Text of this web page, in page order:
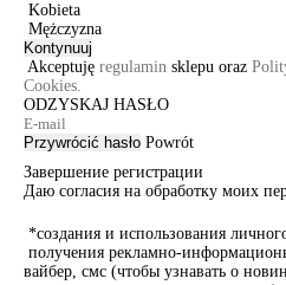
Kobieta
Mężczyzna
Kontynuuj
Akceptuję regulamin sklepu oraz
Cookies.
ODZYSKAJ HASŁO
Przywrócić hasło Powrót
Завершение регистрации
Даю согласия на обработку моих
*создания и использования
получения рекламно-
вайбер, смс (чтобы узнавать о